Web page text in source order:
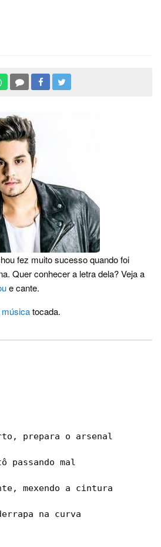
fez muito sucesso quando foi
Quer conhecer a letra dela? Veja a
e cante.
tocada.
prepara o arsenal
passando mal
mexendo a cintura
na curva